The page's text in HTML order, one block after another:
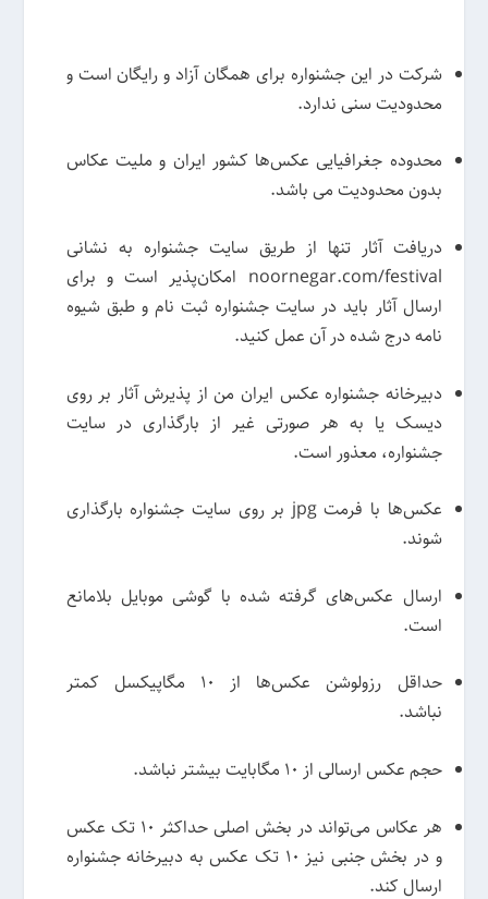
شرکت در این جشنواره برای همگان آزاد و رایگان است و
محدودیت سنی ندارد.
محدوده جغرافیایی عکس‌ها کشور ایران و ملیت عکاس
بدون محدودیت می باشد.
دریافت آثار تنها از طریق سایت جشنواره به نشانی
noornegar.com/festival امکان‌پذیر است و برای
ارسال آثار باید در سایت جشنواره ثبت نام و طبق شیوه
نامه درج شده در آن عمل کنید.
دبیرخانه‌ جشنواره عکس ایران من از پذیرش آثار بر روی
دیسک یا به هر صورتی غیر از بارگذاری در سایت
جشنواره، معذور است.
عکس‌ها با فرمت jpg بر روی سایت جشنواره بارگذاری
شوند.
ارسال عکس‌های گرفته شده با گوشی موبایل بلامانع
است.
حداقل رزولوشن عکس‌ها از 10 مگاپیکسل کمتر
نباشد.
حجم عکس ارسالی از 10 مگابایت بیشتر نباشد.
هر عکاس می‌تواند در بخش اصلی حداکثر 10 تک عکس
و در بخش جنبی نیز 10 تک عکس به دبیرخانه جشنواره
ارسال کند.